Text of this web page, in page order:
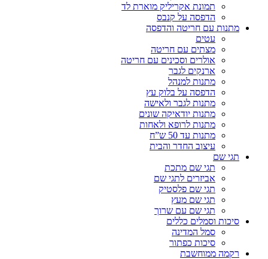
תמונת אקריליק מוארת לד
הדפסה על קנבס
מתנות עם חריטה והדפסה
עטים
מצתים עם חריטה
אולרים וסכינים עם חריטה
ארנקים לגבר
מתנות למנהל
הדפסה על בלוק עץ
מתנות לגבר ולאישה
מתנות יודאיקה שונים
מתנות לרופא ולאחות
מתנות עד 50 ש”ח
עיצוב החדר והבית
תגי שם
תגי שם מתכת
אביזרים לתגי שם
תגי שם פלסטיק
תגי שם מעץ
תגי שם עם שרוך
סיכות וסמלים כללים
סמל המדינה
סיכות כפתור
רקמה ממוחשבת